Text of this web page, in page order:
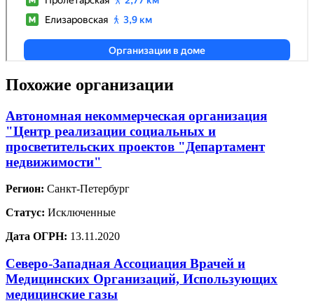
Похожие организации
Автономная некоммерческая организация
"Центр реализации социальных и
просветительских проектов "Департамент
недвижимости"
Регион: Санкт-Петербург
Статус: Исключенные
Дата ОГРН: 13.11.2020
Северо-Западная Ассоциация Врачей и
Медицинских Организаций, Использующих
медицинские газы